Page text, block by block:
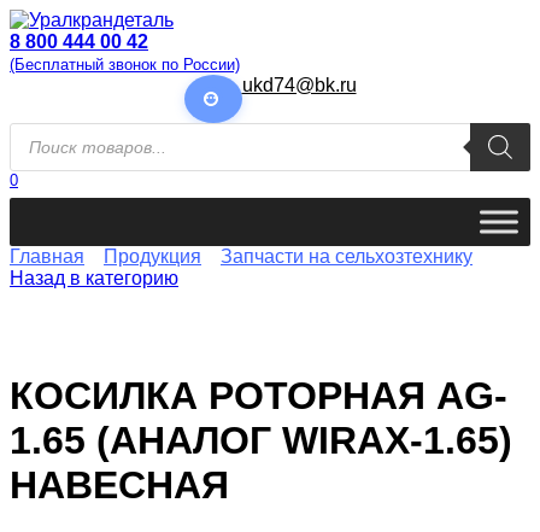
Перейти
к
содержанию
8 800 444 00 42
(Бесплатный звонок по России)
ukd74@bk.ru
Поиск
товаров
0
Главная Продукция
Запчасти на сельхозтехнику
Назад в категорию
КОСИЛКА РОТОРНАЯ AG-
1.65 (АНАЛОГ WIRAX-1.65)
НАВЕСНАЯ